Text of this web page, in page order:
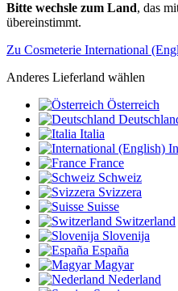
Bitte wechsle zum Land, das
übereinstimmt.
Zu Cosmeterie International
Anderes Lieferland wählen
Österreich
Italia
France
Schweiz
Svizzera
Suisse
Switzerland
Slovenija
España
Magyar
Nederland